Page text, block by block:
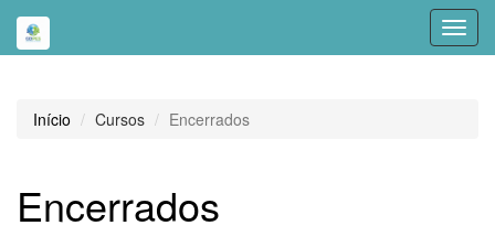
Início Cursos Encerrados
Encerrados